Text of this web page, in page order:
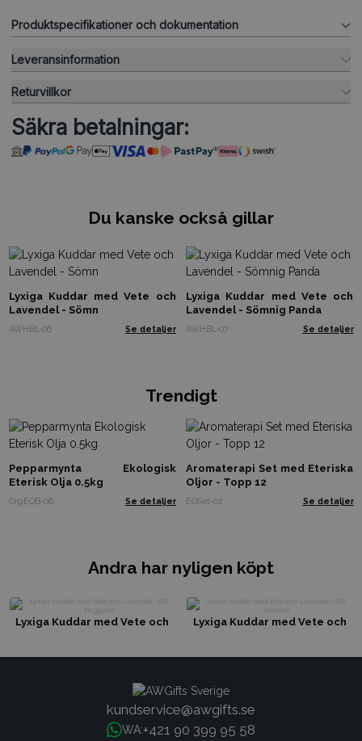
Produktspecifikationer och dokumentation
Leveransinformation
Returvillkor
Säkra betalningar:
Du kanske också gillar
Lyxiga Kuddar med Vete och
Lavendel - Sömn
AWHBL-06 Se detaljer
Lyxiga Kuddar med Vete och
Lavendel - Sömnig Panda
AWHBL-07 Se detaljer
Trendigt
Pepparmynta Ekologisk
Eterisk Olja 0.5kg
OrgEOB-06 Se detaljer
Aromaterapi Set med Eteriska
Oljor - Topp 12
EOSet-02 Se detaljer
Andra har nyligen köpt
Lyxiga Kuddar med Vete och
Lyxiga Kuddar med Vete och
kundservice@awgifts.se
WA:+421 90 399 95 58